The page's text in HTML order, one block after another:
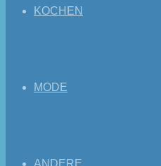
KOCHEN
MODE
ANDERE